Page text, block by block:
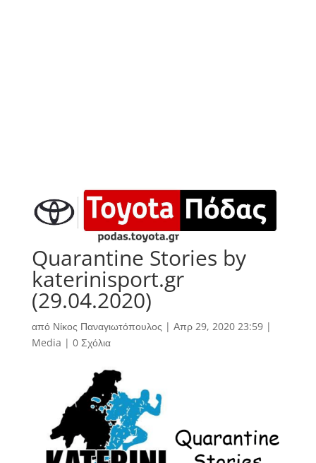
Quarantine Stories by
katerinisport.gr
(29.04.2020)
από Νίκος Παναγιωτόπουλος | Απρ 29, 2020 23:59|
Media | 0 Σχόλια